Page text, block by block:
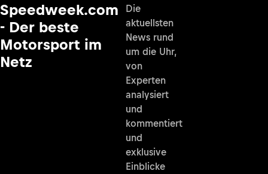
Speedweek.com
- Der beste
Motorsport im
Netz
Die
aktuellsten
News rund
um die Uhr,
von
Experten
analysiert
und
kommentiert
und
exklusive
Einblicke